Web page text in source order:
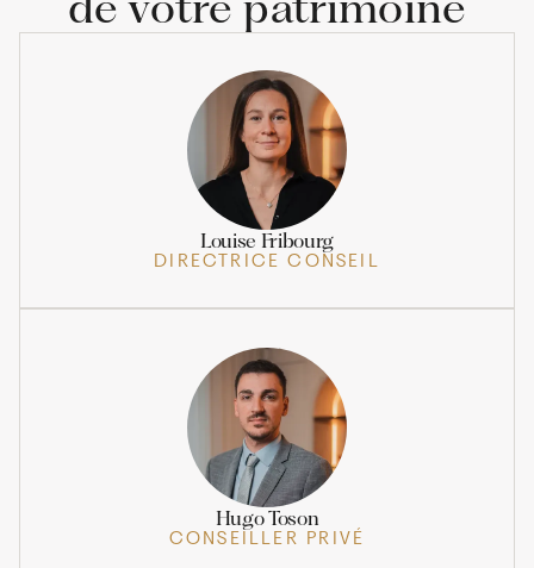
Louise Fribourg
DIRECTRICE CONSEIL
Hugo Toson
CONSEILLER PRIVÉ